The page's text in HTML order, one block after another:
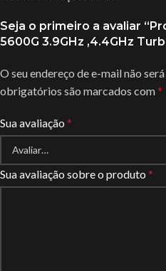
Seja o primeiro a avaliar
5600G 3.9GHz ,4.4GHz
O seu endereço de e-mail não
obrigatórios são marcados com*
Sua avaliação *
Sua avaliação sobre o produto *